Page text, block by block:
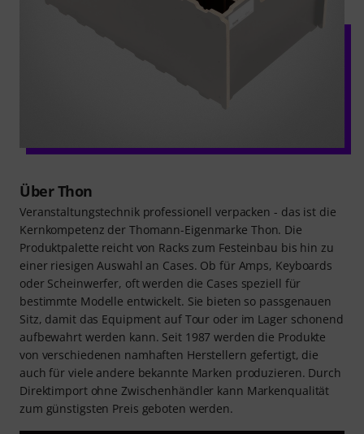
Über Thon
Veranstaltungstechnik professionell verpacken - das ist die
Kernkompetenz der Thomann-Eigenmarke Thon. Die
Produktpalette reicht von Racks zum Festeinbau bis hin zu
einer riesigen Auswahl an Cases. Ob für Amps, Keyboards
oder Scheinwerfer, oft werden die Cases speziell für
bestimmte Modelle entwickelt. Sie bieten so passgenauen
Sitz, damit das Equipment auf Tour oder im Lager schonend
aufbewahrt werden kann. Seit 1987 werden die Produkte
von verschiedenen namhaften Herstellern gefertigt, die
auch für viele andere bekannte Marken produzieren. Durch
Direktimport ohne Zwischenhändler kann Markenqualität
zum günstigsten Preis geboten werden.